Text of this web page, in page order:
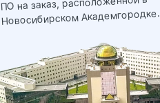
Новосибирском Академгородке.